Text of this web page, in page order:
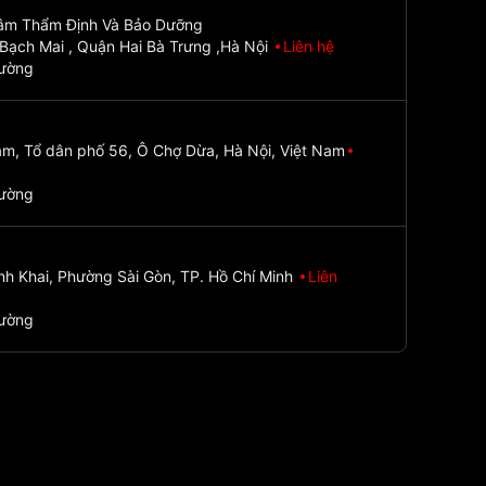
Thẩm Định Và Bảo Dưỡng
Mai , Quận Hai Bà Trưng ,Hà Nội
Liên hệ
Tổ dân phố 56, Ô Chợ Dừa, Hà Nội, Việt Nam
Khai, Phường Sài Gòn, TP. Hồ Chí Minh Liên